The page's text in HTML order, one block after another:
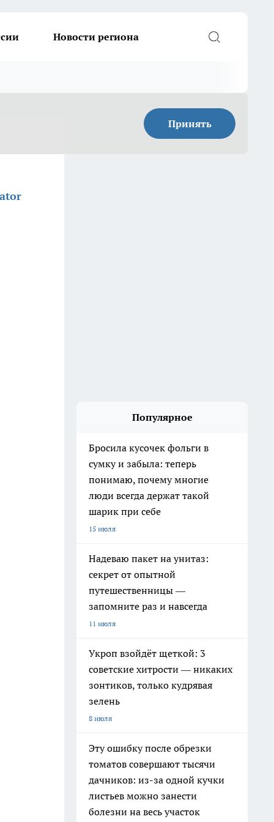
Новости региона
Принять
Популярное
Бросила кусочек фольги в
сумку и забыла: теперь
понимаю, почему многие
люди всегда держат такой
шарик при себе
15 июля
Надеваю пакет на унитаз:
секрет от опытной
путешественницы —
запомните раз и навсегда
11 июля
Укроп взойдёт щеткой: 3
советские хитрости — никаких
зонтиков, только кудрявая
зелень
8 июля
Эту ошибку после обрезки
томатов совершают тысячи
дачников: из-за одной кучки
листьев можно занести
болезни на весь участок